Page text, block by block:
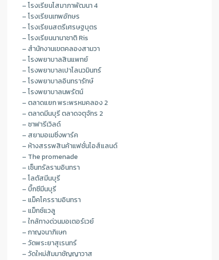
– โรงเรียนโสมาภาพัฒนา 4
– โรงเรียนเทพอักษร
– โรงเรียนสตรีเศรษฐบุตร
– โรงเรียนนานาชาติ Ris
– สำนักงานเขตคลองสามวา
– โรงพยาบาลสินแพทย์
– โรงพยาบาลเปาโลนวมินทร์
– โรงพยาบาลอินทรารักษ์
– โรงพยาบาลนพรัตน์
– ตลาดแยก พระพรหมคลอง 2
– ตลาดมีนบุรี ตลาดจตุจักร 2
– ซาฟารีเวิลด์
– สยามอเมซิ่งพาร์ค
– ห้างสรรพสินค้าแฟชั่นไอส์แลนด์
– The promenade
– เซ็นทรัลรามอินทรา
– โลตัสมีนบุรี
– บิ๊กซีมีนบุรี
– แม็คโครรามอินทรา
– แม็กซ์แวลู
– ใกล้ทางด่วนมอเตอร์เวย์
– กาญจนาภิเษก
– วัดพระยาสุเรนทร์
– วัดใหม่สัมมาชัญญาวาส